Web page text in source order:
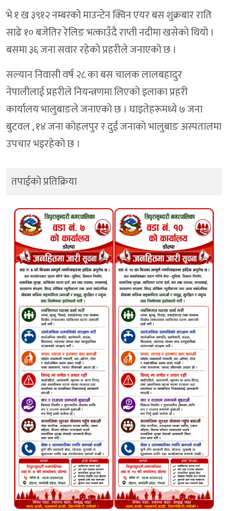
भे १ ख ३९१२ नम्बरको माउन्टेन क्विन एयर बस शुक्रबार राति
साढे १० बजेतिर रेलिङ भत्काउँदै राप्ती नदीमा खसेको थियो ।
बसमा ३६ जना सवार रहेको प्रहरीले जनाएको छ ।
सल्यान निवासी वर्ष २८ का बस चालक लालबहादुर
नेपालीलाई प्रहरीले नियन्त्रणमा लिएको इलाका प्रहरी
कार्यालय भालुबाङले जनाएको छ । घाइतेहरूमध्ये ७ जना
बुटवल , १४ जना काेहलपुर र दुई जनाकाे भालुबाङ अस्पतालमा
उपचार भइरहेकाे छ ।
तपाईको प्रतिक्रिया